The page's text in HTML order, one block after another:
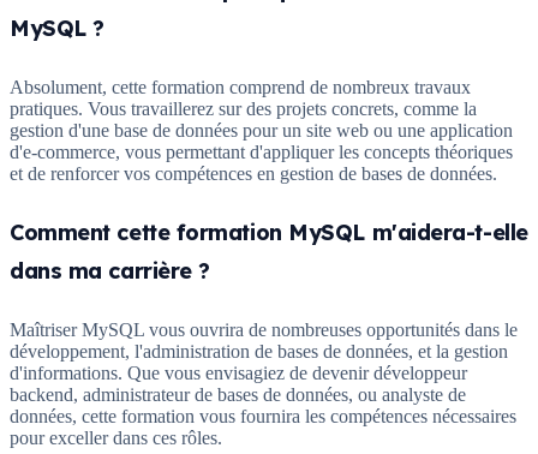
MySQL ?
Absolument, cette formation comprend de nombreux travaux
pratiques. Vous travaillerez sur des projets concrets, comme la
gestion d'une base de données pour un site web ou une application
d'e-commerce, vous permettant d'appliquer les concepts théoriques
et de renforcer vos compétences en gestion de bases de données.
Comment cette formation MySQL m'aidera-t-elle
dans ma carrière ?
Maîtriser MySQL vous ouvrira de nombreuses opportunités dans le
développement, l'administration de bases de données, et la gestion
d'informations. Que vous envisagiez de devenir développeur
backend, administrateur de bases de données, ou analyste de
données, cette formation vous fournira les compétences nécessaires
pour exceller dans ces rôles.